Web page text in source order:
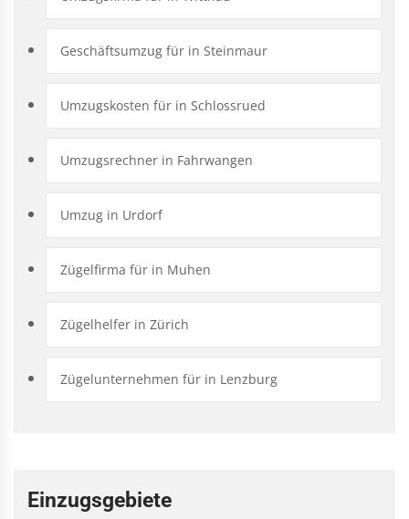
Geschäftsumzug für in Steinmaur
Umzugskosten für in Schlossrued
Umzugsrechner in Fahrwangen
Umzug in Urdorf
Zügelfirma für in Muhen
Zügelhelfer in Zürich
Zügelunternehmen für in Lenzburg
Einzugsgebiete